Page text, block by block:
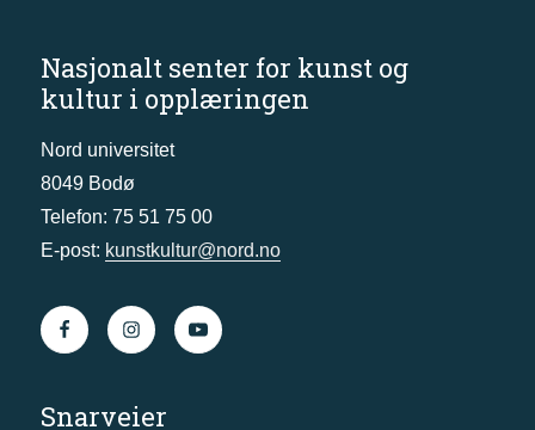
Nasjonalt senter for kunst og
kultur i opplæringen
Nord universitet
8049 Bodø
Telefon: 75 51 75 00
E-post: kunstkultur@nord.no
Snarveier